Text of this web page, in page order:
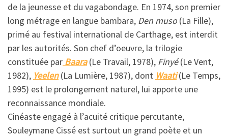
de la jeunesse et du vagabondage. En 1974, son premier
long métrage en langue bambara, Den muso(La Fille),
primé au festival international de Carthage, est interdit
par les autorités. Son chef d’oeuvre, la trilogie
constituée par Baara (Le Travail, 1978), Finyé(Le Vent,
1982), Yeelen(La Lumière, 1987), dont Waati(Le Temps,
1995) est le prolongement naturel, lui apporte une
reconnaissance mondiale.
Cinéaste engagé à l’acuité critique percutante,
Souleymane Cissé est surtout un grand poète et un